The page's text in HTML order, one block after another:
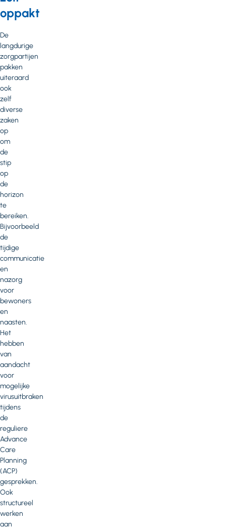
oppakt
De
langdurige
zorgpartijen
pakken
uiteraard
ook
zelf
diverse
zaken
op
om
de
stip
op
de
horizon
te
bereiken.
Bijvoorbeeld
de
tijdige
communicatie
en
nazorg
voor
bewoners
en
naasten.
Het
hebben
van
aandacht
voor
mogelijke
virusuitbraken
tijdens
de
reguliere
Advance
Care
Planning
(ACP)
gesprekken.
Ook
structureel
werken
aan